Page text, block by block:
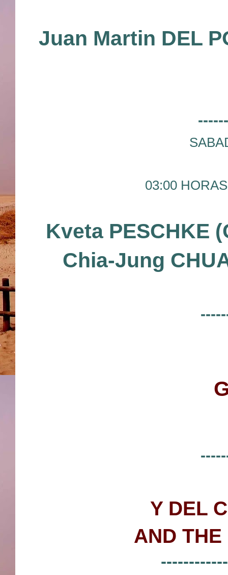
Juan Martin DEL
03:00
Kveta PESCHKE
Chia-Jung
Y DEL
AND THE